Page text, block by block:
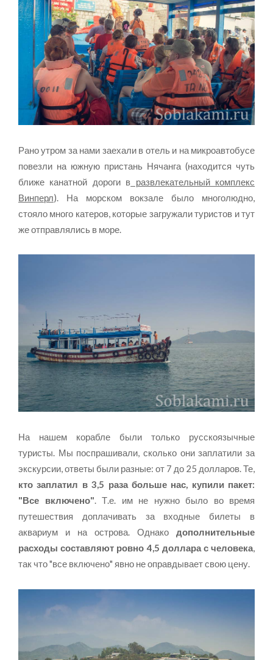
Рано утром за нами заехали в отель и на микроавтобусе
повезли на южную пристань Нячанга (находится чуть
ближе канатной дороги в развлекательный комплекс
Винперл). На морском вокзале было многолюдно,
стояло много катеров, которые загружали туристов и тут
же отправлялись в море.
На нашем корабле были только русскоязычные
туристы. Мы поспрашивали, сколько они заплатили за
экскурсии, ответы были разные: от 7 до 25 долларов. Те,
кто заплатил в 3,5 раза больше нас, купили пакет:
"Все включено". Т.е. им не нужно было во время
путешествия доплачивать за входные билеты в
аквариум и на острова. Однако дополнительные
расходы составляют ровно 4,5 доллара с человека,
так что "все включено" явно не оправдывает свою цену.